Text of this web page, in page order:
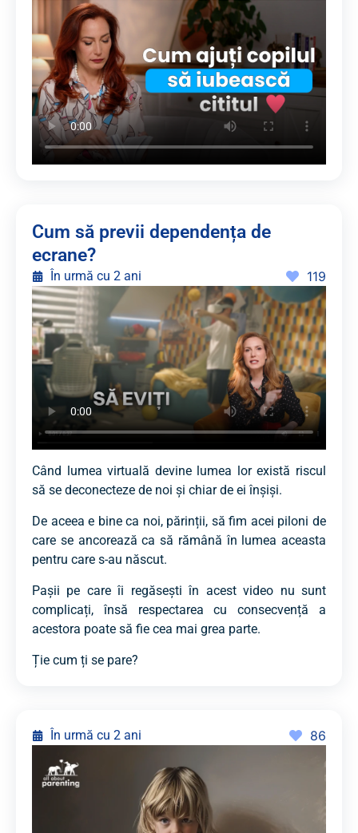
Cum să previi dependența de
ecrane?
În urmă cu 2 ani 119
Când lumea virtuală devine lumea lor există riscul
să se deconecteze de noi și chiar de ei înșiși.
De aceea e bine ca noi, părinții, să fim acei piloni de
care se ancorează ca să rămână în lumea aceasta
pentru care s-au născut.
Pașii pe care îi regăsești în acest video nu sunt
complicați, însă respectarea cu consecvență a
acestora poate să fie cea mai grea parte.
Ție cum ți se pare?
În urmă cu 2 ani 86